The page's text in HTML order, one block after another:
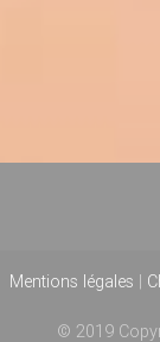
Mentions légales |
© 2019